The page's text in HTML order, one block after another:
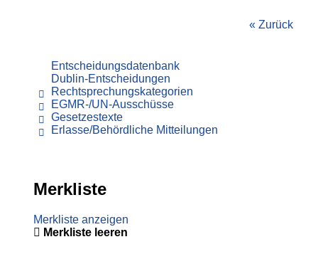
« Zurück
Entscheidungsdatenbank
Dublin-Entscheidungen
Rechtsprechungskategorien
EGMR-/UN-Ausschüsse
Gesetzestexte
Erlasse/Behördliche Mitteilungen
Merkliste
Merkliste anzeigen
Merkliste leeren